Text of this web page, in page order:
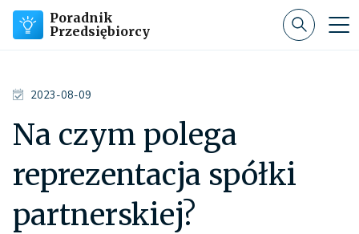
Poradnik
Przedsiębiorcy
2023-08-09
Na czym polega
reprezentacja spółki
partnerskiej?